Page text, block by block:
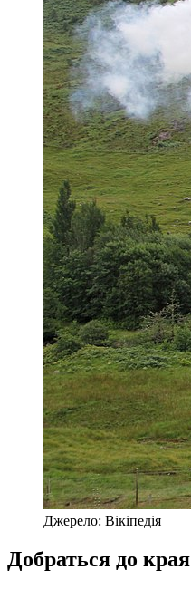
Джерело: Вікіпедія
Добраться до